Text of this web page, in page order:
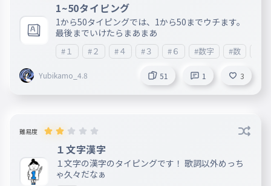
1~50タイピング
1から50タイピングでは、1から50までウチます。
最後までいけたらまあまあ
#１ #２ #４ #３ #６ #数字 #数
Yubikamo_4.8 51 1 3
難易度
１文字漢字
１文字の漢字のタイピングです！ 歌詞以外めっち
ゃ久々だなぁ